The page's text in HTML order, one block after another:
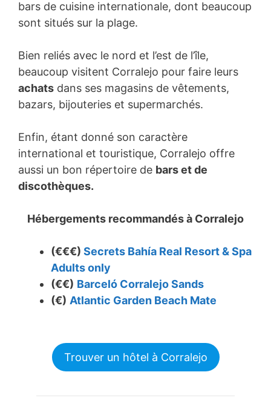
bars de cuisine internationale, dont beaucoup
sont situés sur la plage.
Bien reliés avec le nord et l’est de l’île,
beaucoup visitent Corralejo pour faire leurs
achats dans ses magasins de vêtements,
bazars, bijouteries et supermarchés.
Enfin, étant donné son caractère
international et touristique, Corralejo offre
aussi un bon répertoire de bars et de
discothèques.
Hébergements recommandés à Corralejo
(€€€) Secrets Bahía Real Resort & Spa
Adults only
(€€) Barceló Corralejo Sands
(€) Atlantic Garden Beach Mate
Trouver un hôtel à Corralejo